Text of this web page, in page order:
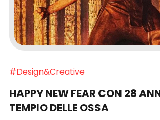
#Design&Creative
HAPPY NEW FEAR CON 28
TEMPIO DELLE OSSA